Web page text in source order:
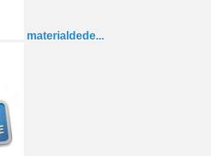
materialdede...